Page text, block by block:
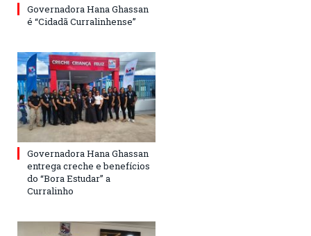
Governadora Hana Ghassan
é “Cidadã Curralinhense”
Governadora Hana Ghassan
entrega creche e benefícios
do “Bora Estudar” a
Curralinho